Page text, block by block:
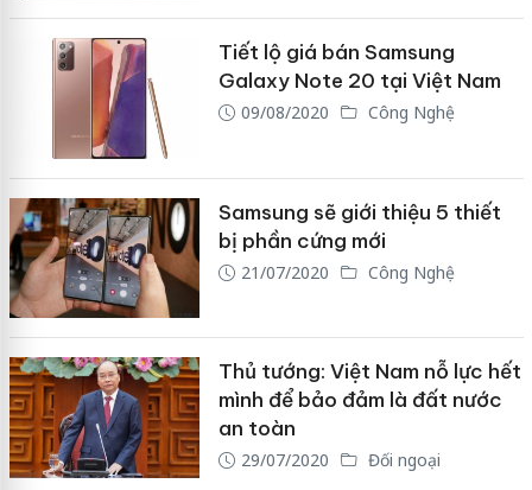
Tiết lộ giá bán Samsung
Galaxy Note 20 tại Việt Nam
09/08/2020 Công Nghệ
Samsung sẽ giới thiệu 5 thiết
bị phần cứng mới
21/07/2020 Công Nghệ
Thủ tướng: Việt Nam nỗ lực hết
mình để bảo đảm là đất nước
an toàn
29/07/2020 Đối ngoại